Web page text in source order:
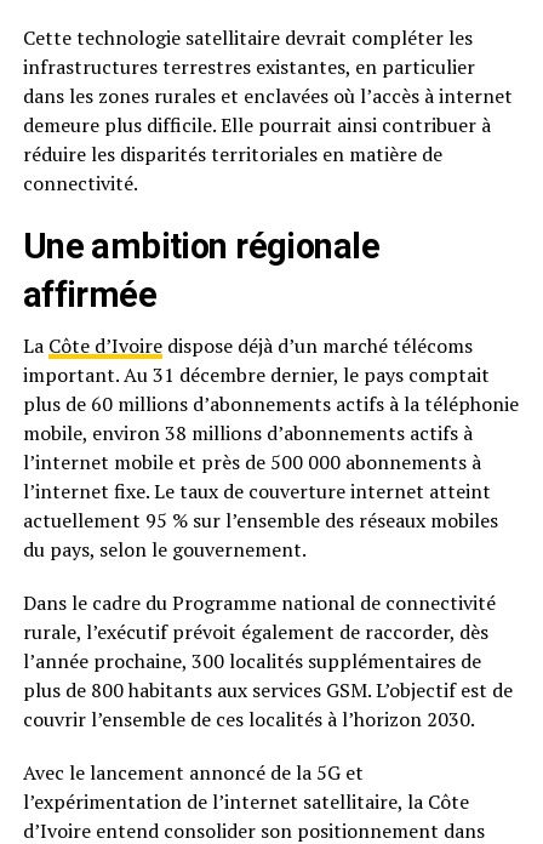
Cette technologie satellitaire devrait compléter les
infrastructures terrestres existantes, en particulier
dans les zones rurales et enclavées où l’accès à internet
demeure plus difficile. Elle pourrait ainsi contribuer à
réduire les disparités territoriales en matière de
connectivité.
Une ambition régionale
affirmée
La Côte d’Ivoiredispose déjà d’un marché télécoms
important. Au 31 décembre dernier, le pays comptait
plus de 60 millions d’abonnements actifs à la téléphonie
mobile, environ 38 millions d’abonnements actifs à
l’internet mobile et près de 500 000 abonnements à
l’internet fixe. Le taux de couverture internet atteint
actuellement 95 % sur l’ensemble des réseaux mobiles
du pays, selon le gouvernement.
Dans le cadre du Programme national de connectivité
rurale, l’exécutif prévoit également de raccorder, dès
l’année prochaine, 300 localités supplémentaires de
plus de 800 habitants aux services GSM. L’objectif est de
couvrir l’ensemble de ces localités à l’horizon 2030.
Avec le lancement annoncé de la 5G et
l’expérimentation de l’internet satellitaire, la Côte
d’Ivoire entend consolider son positionnement dans